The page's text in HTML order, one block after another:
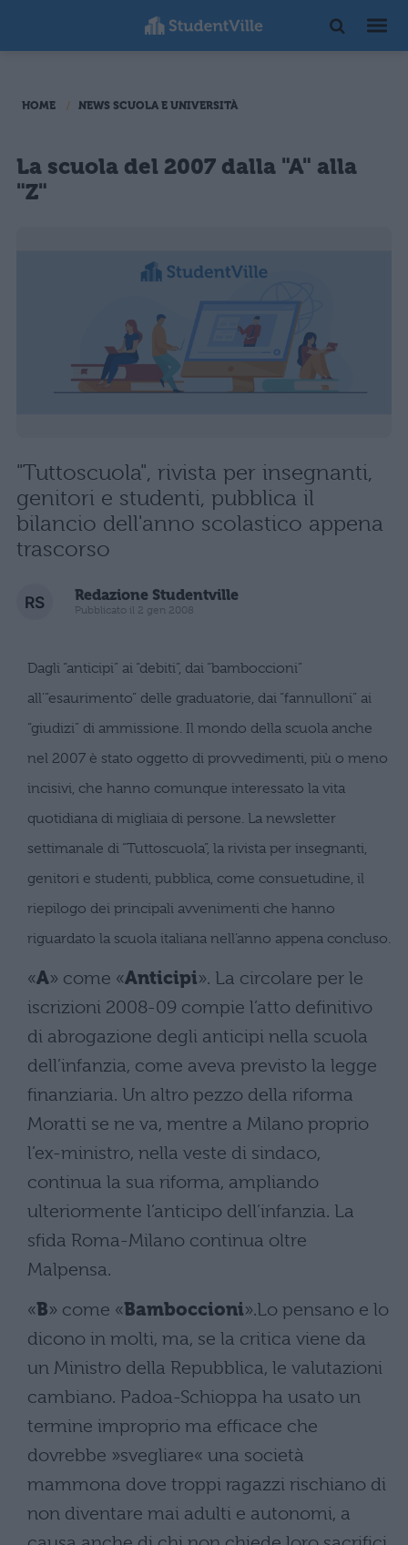
HOME NEWS SCUOLA E UNIVERSITÀ
La scuola del 2007 dalla "A" alla
"Z"
"Tuttoscuola", rivista per insegnanti,
genitori e studenti, pubblica il
bilancio dell'anno scolastico appena
trascorso
Redazione Studentville
Pubblicato il 2 gen 2008
Dagli “anticipi” ai “debiti”, dai “bamboccioni”
all’”esaurimento” delle graduatorie, dai “fannulloni” ai
“giudizi” di ammissione. Il mondo della scuola anche
nel 2007 è stato oggetto di provvedimenti, più o meno
incisivi, che hanno comunque interessato la vita
quotidiana di migliaia di persone. La newsletter
settimanale di “Tuttoscuola”, la rivista per insegnanti,
genitori e studenti, pubblica, come consuetudine, il
riepilogo dei principali avvenimenti che hanno
riguardato la scuola italiana nell’anno appena concluso.
«A» come «Anticipi». La circolare per le
iscrizioni 2008-09 compie l’atto definitivo
di abrogazione degli anticipi nella scuola
dell’infanzia, come aveva previsto la legge
finanziaria. Un altro pezzo della riforma
Moratti se ne va, mentre a Milano proprio
l’ex-ministro, nella veste di sindaco,
continua la sua riforma, ampliando
ulteriormente l’anticipo dell’infanzia. La
sfida Roma-Milano continua oltre
Malpensa.
«B» come «Bamboccioni».Lo pensano e lo
dicono in molti, ma, se la critica viene da
un Ministro della Repubblica, le valutazioni
cambiano. Padoa-Schioppa ha usato un
termine improprio ma efficace che
dovrebbe »svegliare« una società
mammona dove troppi ragazzi rischiano di
non diventare mai adulti e autonomi, a